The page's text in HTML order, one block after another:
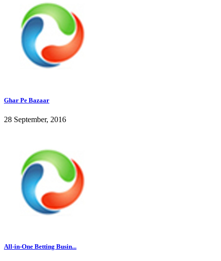
Ghar Pe Bazaar
28 September, 2016
All-in-One Betting Busin...